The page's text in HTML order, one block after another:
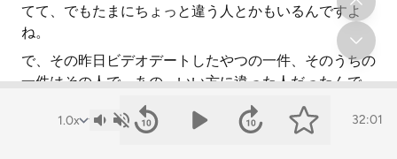
てて、でもたまにちょっと違う人とかもいるんですよ
ね。
で、その昨日ビデオデートしたやつの一件、そのうちの
一件はその人で、あの、いい方に違った人だったんで、
あの、メッセージつまんなくて、実際しゃべったらちゃ
んと楽しく会話できるっていう。
32:01